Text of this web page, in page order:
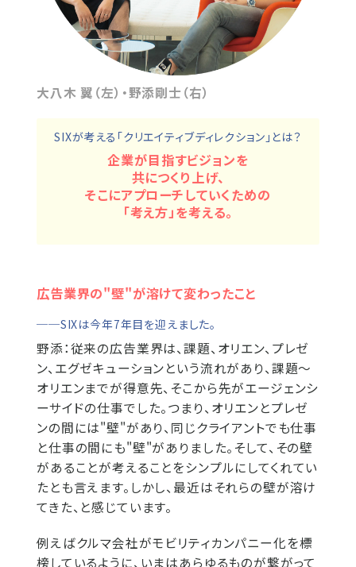
大八木 翼（左）・野添剛士（右）
SIXが考える「クリエイティブディレクション」とは？
企業が目指すビジョンを
共につくり上げ、
そこにアプローチしていくための
「考え方」を考える。
広告業界の"壁"が溶けて変わったこと
──SIXは今年7年目を迎えました。
野添：従来の広告業界は、課題、オリエン、プレゼ
ン、エグゼキューションという流れがあり、課題～
オリエンまでが得意先、そこから先がエージェンシ
ーサイドの仕事でした。つまり、オリエンとプレゼ
ンの間には"壁"があり、同じクライアントでも仕事
と仕事の間にも"壁"がありました。そして、その壁
があることが考えることをシンプルにしてくれてい
たとも言えます。しかし、最近はそれらの壁が溶け
てきた、と感じています。
例えばクルマ会社がモビリティカンパニー化を標
榜しているように、いまはあらゆるものが繋がって